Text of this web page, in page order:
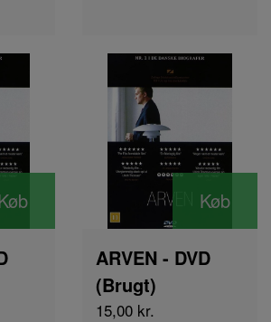
Køb
ARVEN - DVD
(Brugt)
15,00 kr.